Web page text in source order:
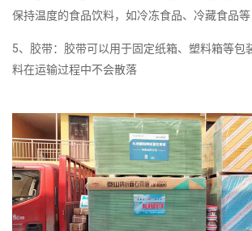
保持温度的食品饮料，如冷冻食品、冷藏食品等
5、胶带：胶带可以用于固定纸箱、塑料箱等包
料在运输过程中不会散落